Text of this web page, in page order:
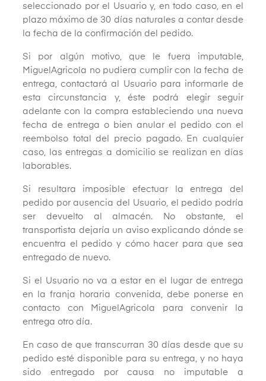
seleccionado por el Usuario y, en todo caso, en el
plazo máximo de 30 días naturales a contar desde
la fecha de la confirmación del pedido.
Si por algún motivo, que le fuera imputable,
MiguelAgricola no pudiera cumplir con la fecha de
entrega, contactará al Usuario para informarle de
esta circunstancia y, éste podrá elegir seguir
adelante con la compra estableciendo una nueva
fecha de entrega o bien anular el pedido con el
reembolso total del precio pagado. En cualquier
caso, las entregas a domicilio se realizan en días
laborables.
Si resultara imposible efectuar la entrega del
pedido por ausencia del Usuario, el pedido podría
ser devuelto al almacén. No obstante, el
transportista dejaría un aviso explicando dónde se
encuentra el pedido y cómo hacer para que sea
entregado de nuevo.
Si el Usuario no va a estar en el lugar de entrega
en la franja horaria convenida, debe ponerse en
contacto con MiguelAgricola para convenir la
entrega otro día.
En caso de que transcurran 30 días desde que su
pedido esté disponible para su entrega, y no haya
sido entregado por causa no imputable a